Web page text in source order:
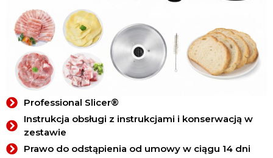
Professional Slicer®
Instrukcja obsługi z instrukcjami i konserwacją w
zestawie
Prawo do odstąpienia od umowy w ciągu 14 dni